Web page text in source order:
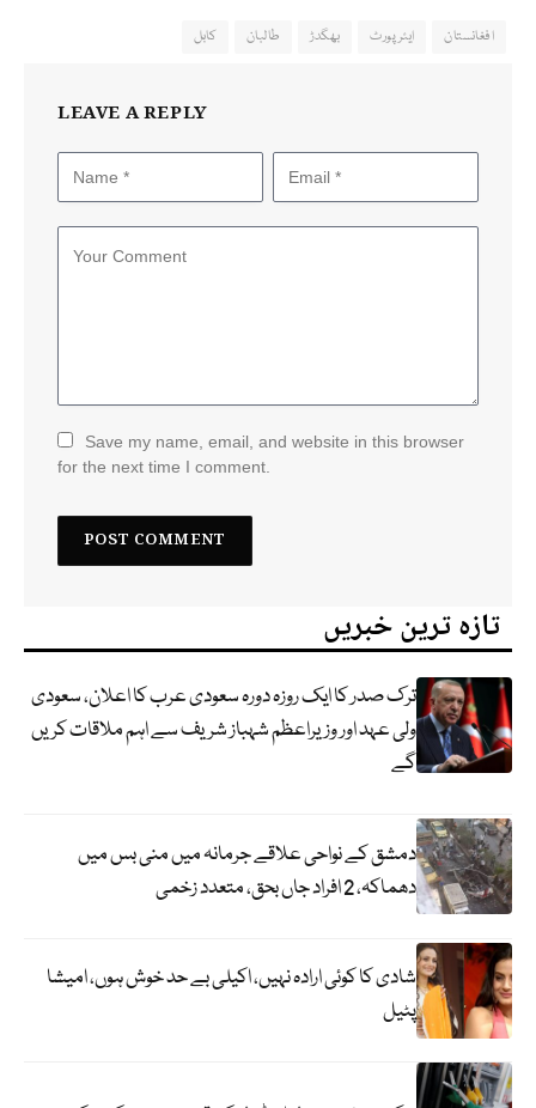
افغانستان ایئرپورٹ بھگدڑ طالبان کابل
LEAVE A REPLY
Save my name, email, and website in this browser
for the next time I comment.
تازہ ترین خبریں
ترک صدر کا ایک روزہ دورہ سعودی عرب کا اعلان، سعودی
ولی عہد اور وزیراعظم شہباز شریف سے اہم ملاقات کریں
گے
دمشق کے نواحی علاقے جرمانہ میں منی بس میں
دھماکہ، 2 افراد جاں بحق، متعدد زخمی
شادی کا کوئی ارادہ نہیں، اکیلی بے حد خوش ہوں، امیشا
پٹیل